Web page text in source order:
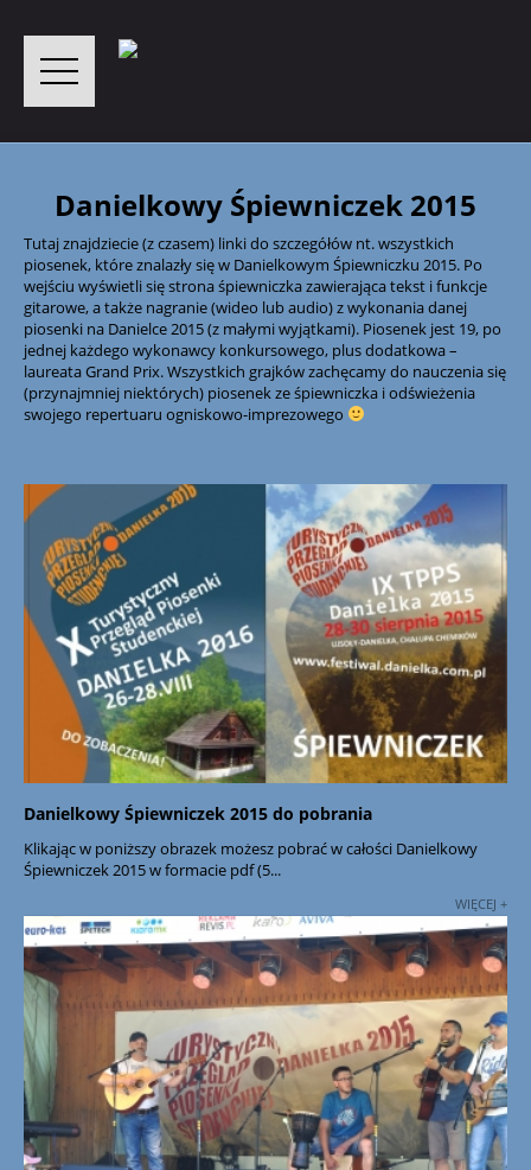
Danielkowy Śpiewniczek 2015
Tutaj znajdziecie (z czasem) linki do szczegółów nt. wszystkich
piosenek, które znalazły się w Danielkowym Śpiewniczku 2015. Po
wejściu wyświetli się strona śpiewniczka zawierająca tekst i funkcje
gitarowe, a także nagranie (wideo lub audio) z wykonania danej
piosenki na Danielce 2015 (z małymi wyjątkami). Piosenek jest 19, po
jednej każdego wykonawcy konkursowego, plus dodatkowa –
laureata Grand Prix. Wszystkich grajków zachęcamy do nauczenia się
(przynajmniej niektórych) piosenek ze śpiewniczka i odświeżenia
swojego repertuaru ogniskowo-imprezowego
Danielkowy Śpiewniczek 2015 do pobrania
Klikając w poniższy obrazek możesz pobrać w całości Danielkowy
Śpiewniczek 2015 w formacie pdf (5...
WIĘCEJ +